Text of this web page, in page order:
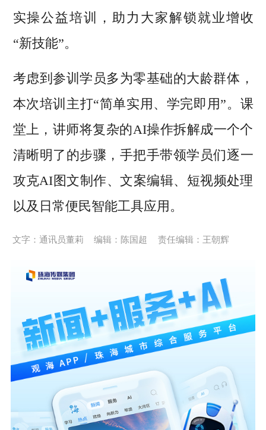
实操公益培训，助力大家解锁就业增收
“新技能”。
考虑到参训学员多为零基础的大龄群体，
本次培训主打“简单实用、学完即用”。课
堂上，讲师将复杂的AI操作拆解成一个个
清晰明了的步骤，手把手带领学员们逐一
攻克AI图文制作、文案编辑、短视频处理
以及日常便民智能工具应用。
文字：通讯员董莉 编辑：陈国超 责任编辑：王朝辉